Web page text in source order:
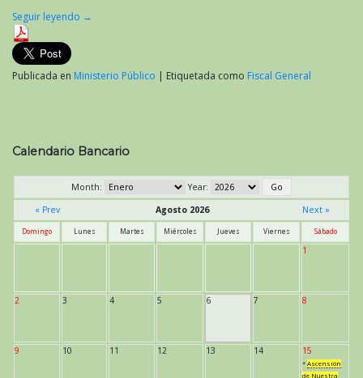
Seguir leyendo →
Publicada en Ministerio Público | Etiquetada como Fiscal General
Calendario Bancario
Month:
Year:
« Prev
Agosto 2026 Next »
Domingo Lunes Martes Miércoles Jueves Viernes Sábado
1
2 3 4 5 6 7 8
9 10 11 12 13 14 15
* Ascensión
de Nuestra